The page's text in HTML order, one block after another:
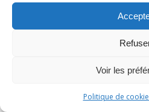
Voir les
Politique de
Triathlon
Voile